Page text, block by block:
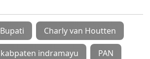
Bupati Charly van Houtten
kabpaten indramayu PAN